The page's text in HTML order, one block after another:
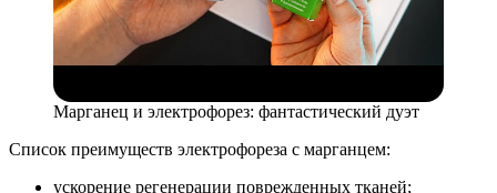
Марганец и электрофорез: фантастический дуэт
Список преимуществ электрофореза с марганцем:
ускорение регенерации поврежденных тканей;